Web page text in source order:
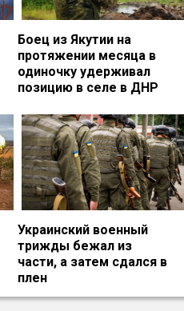
Боец из Якутии на
протяжении месяца в
одиночку удерживал
позицию в селе в ДНР
Украинский военный
трижды бежал из
части, а затем сдался в
плен